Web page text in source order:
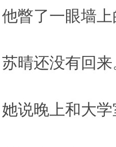
瞥了一眼墙上
晴还没有回来
说晚上和大学